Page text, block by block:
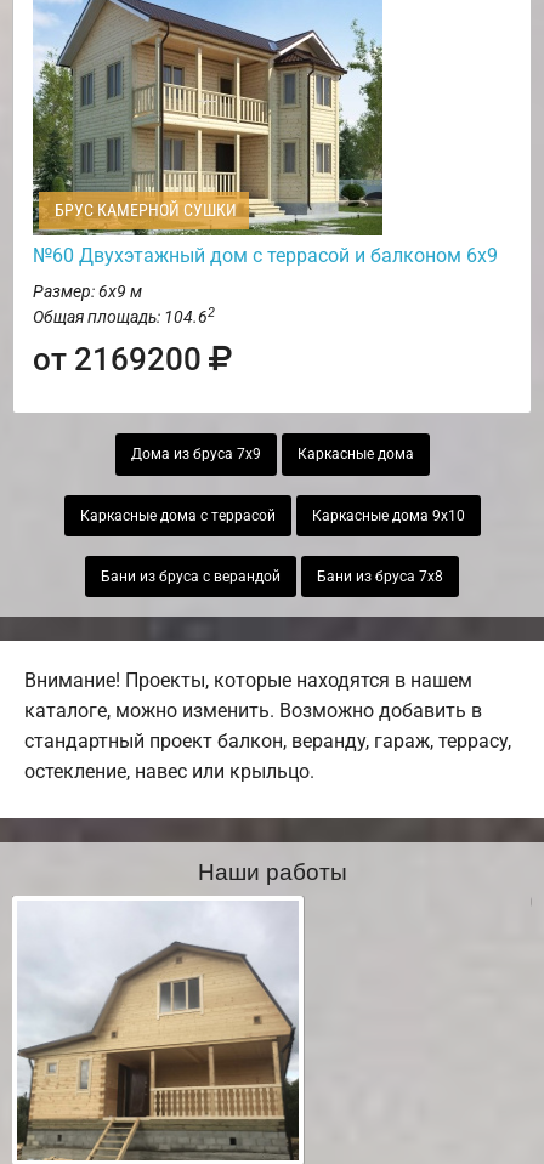
БРУС КАМЕРНОЙ СУШКИ
№60 Двухэтажный дом с террасой и балконом 6х9
Размер: 6х9 м
Общая площадь: 104.62
от 2169200
Дома из бруса 7х9 Каркасные дома
Каркасные дома с террасой Каркасные дома 9х10
Бани из бруса с верандой Бани из бруса 7х8
Внимание! Проекты, которые находятся в нашем
каталоге, можно изменить. Возможно добавить в
стандартный проект балкон, веранду, гараж, террасу,
остекление, навес или крыльцо.
Наши работы